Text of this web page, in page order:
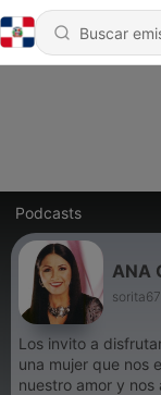
Podcasts
ANA
sorita67
Los invito a
una mujer que nos
nuestro amor y